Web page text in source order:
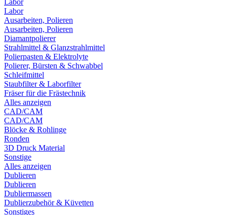
Labor
Labor
Ausarbeiten, Polieren
Ausarbeiten, Polieren
Diamantpolierer
Strahlmittel & Glanzstrahlmittel
Polierpasten & Elektrolyte
Polierer, Bürsten & Schwabbel
Schleifmittel
Staubfilter & Laborfilter
Fräser für die Frästechnik
Alles anzeigen
CAD/CAM
CAD/CAM
Blöcke & Rohlinge
Ronden
3D Druck Material
Sonstige
Alles anzeigen
Dublieren
Dublieren
Dubliermassen
Dublierzubehör & Küvetten
Sonstiges